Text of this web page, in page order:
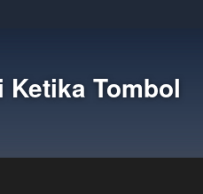
Tombol